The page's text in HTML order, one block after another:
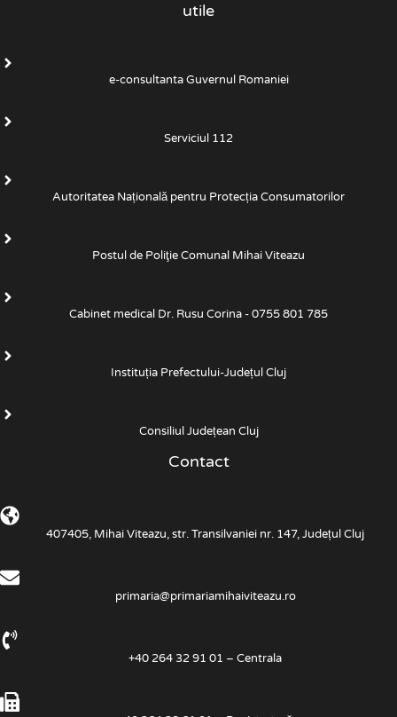
utile
e-consultanta Guvernul Romaniei
Serviciul 112
Autoritatea Națională pentru Protecția Consumatorilor
Postul de Poliţie Comunal Mihai Viteazu
Cabinet medical Dr. Rusu Corina - 0755 801 785
Instituția Prefectului-Județul Cluj
Consiliul Județean Cluj
Contact
407405, Mihai Viteazu, str. Transilvaniei nr. 147, Județul Cluj
primaria@primariamihaiviteazu.ro
+40 264 32 91 01 – Centrala